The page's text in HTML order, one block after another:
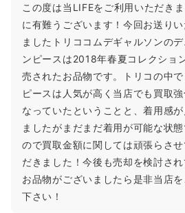
この度は当LIFEをご利用いただき
に有難うございます！今回お送りい
ましたトリココムデギャルソンの
ンピースは2018年春夏コレクショ
売されたお品物です。トリコの中
ピースは人気が高く当店でも買取
なっていたということと、着用感
ましたがまだまだ着用が可能な状
ので買取金額に関しては頑張らさせ
だきました！今後も売却を検討され
お品物がございましたら是非当店
下さい！